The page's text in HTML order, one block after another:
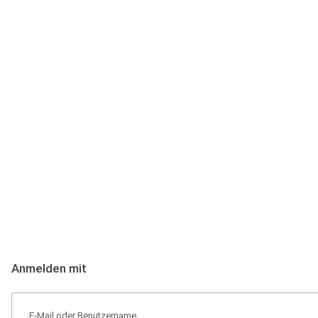
Anmelden mit